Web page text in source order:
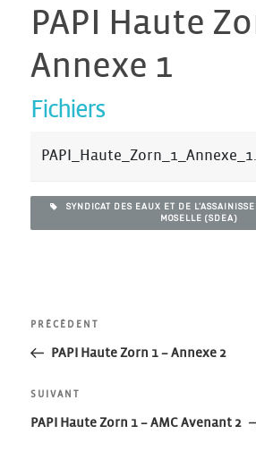
PAPI Haute
Annexe 1
Fichiers
SYNDICAT DES EAUX ET DE
MOSELLE (SDEA)
Navigation
l’article
Article
précédent
PRÉCÉDENT
PAPI Haute Zorn 1 – Annexe 2
Article
suivant
SUIVANT
PAPI Haute Zorn 1 – AMC Avenant 2